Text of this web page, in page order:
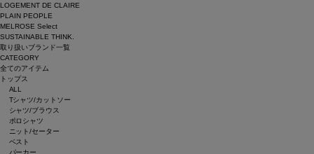
LOGEMENT DE CLAIRE
PLAIN PEOPLE
MELROSE Select
SUSTAINABLE THINK.
取り扱いブランド一覧
CATEGORY
全てのアイテム
トップス
ALL
Tシャツ/カットソー
シャツ/ブラウス
ポロシャツ
ニット/セーター
ベスト
パーカー